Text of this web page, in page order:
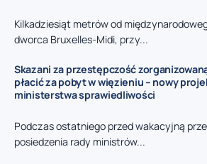
Kilkadziesiąt metrów od
dworca Bruxelles-Midi, przy...
Skazani za przestępczość
płacić za pobyt w więzieniu – nowy
ministerstwa sprawiedliwości
Podczas ostatniego przed wakacyjną
posiedzenia rady ministrów...